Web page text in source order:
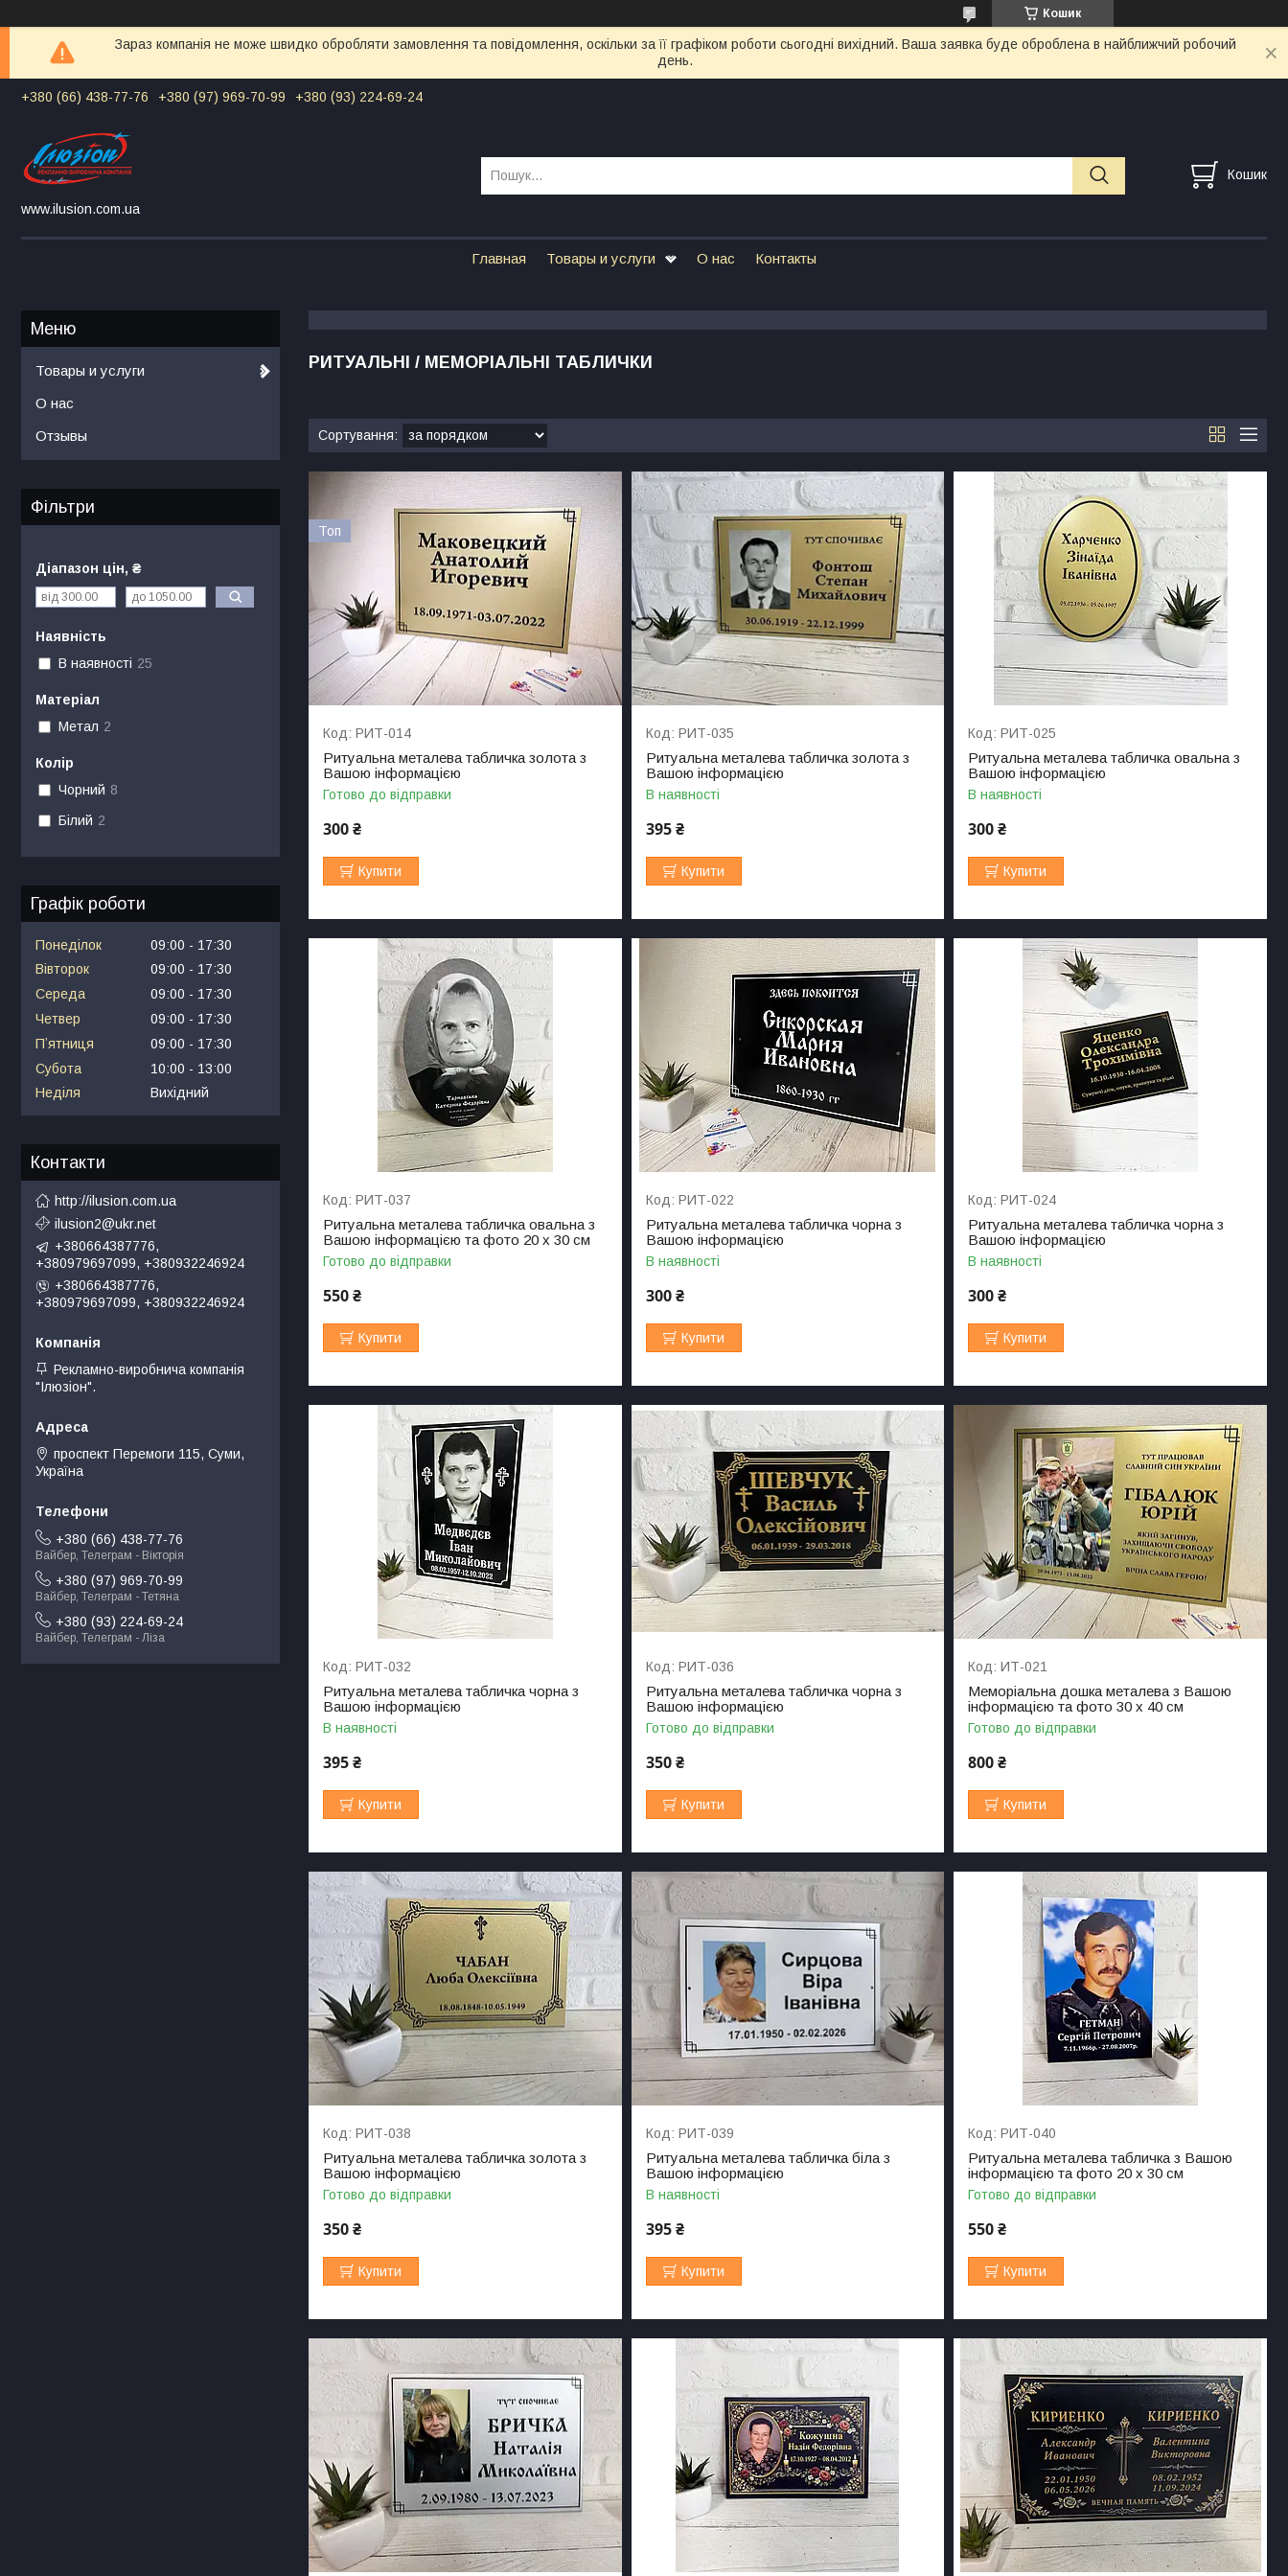
Кошик
Зараз компанія не може швидко обробляти замовлення та повідомлення, оскільки за її графіком роботи сьогодні вихідний. Ваша заявка буде оброблена в найближчий робочий
день.
+380 (66) 438-77-76 +380 (97) 969-70-99 +380 (93) 224-69-24
www.ilusion.com.ua
Кошик
Главная Товары и услуги О нас Контакты
РИТУАЛЬНІ / МЕМОРІАЛЬНІ ТАБЛИЧКИ
Топ
РИТ-014
Ритуальна металева табличка золота з
Вашою інформацією
Готово до відправки
300 ₴
Купити
РИТ-035
Ритуальна металева табличка золота з
Вашою інформацією
В наявності
395 ₴
Купити
РИТ-025
Ритуальна металева табличка овальна з
Вашою інформацією
В наявності
300 ₴
Купити
РИТ-037
Ритуальна металева табличка овальна з
Вашою інформацією та фото 20 х 30 см
Готово до відправки
550 ₴
Купити
РИТ-022
Ритуальна металева табличка чорна з
Вашою інформацією
В наявності
300 ₴
Купити
РИТ-024
Ритуальна металева табличка чорна з
Вашою інформацією
В наявності
300 ₴
Купити
РИТ-032
Ритуальна металева табличка чорна з
Вашою інформацією
В наявності
395 ₴
Купити
РИТ-036
Ритуальна металева табличка чорна з
Вашою інформацією
Готово до відправки
350 ₴
Купити
ИТ-021
Меморіальна дошка металева з Вашою
інформацією та фото 30 х 40 см
Готово до відправки
800 ₴
Купити
РИТ-038
Ритуальна металева табличка золота з
Вашою інформацією
Готово до відправки
350 ₴
Купити
РИТ-039
Ритуальна металева табличка біла з
Вашою інформацією
В наявності
395 ₴
Купити
РИТ-040
Ритуальна металева табличка з Вашою
інформацією та фото 20 х 30 см
Готово до відправки
550 ₴
Купити
Товары и услуги
О нас
Отзывы
Фільтри
Діапазон цін, ₴
Наявність
В наявності 25
Матеріал
Метал 2
Колір
Чорний 8
Білий 2
Графік роботи
Понеділок 09:00
17:30
Вівторок
09:00
17:30
Середа
09:00
17:30
Четвер
09:00
17:30
Пʼятниця
09:00
17:30
Субота
10:00
13:00
Неділя
Вихідний
Контакти
http://ilusion.com.ua
ilusion2@ukr.net
+380664387776,
+380979697099, +380932246924
+380664387776,
+380979697099, +380932246924
Рекламно-виробнича компанія
"Ілюзіон".
проспект Перемоги 115, Суми,
Україна
+380 (66) 438-77-76
Вайбер, Телеграм - Вікторія
+380 (97) 969-70-99
Вайбер, Телеграм - Тетяна
+380 (93) 224-69-24
Вайбер, Телеграм - Ліза